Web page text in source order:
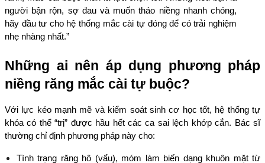
người bận rộn, sợ đau và muốn tháo niềng nhanh chóng,
hãy đầu tư cho hệ thống mắc cài tự đóng để có trải nghiệm
nhẹ nhàng nhất.”
Những ai nên áp dụng phương pháp
niềng răng mắc cài tự buộc?
Với lực kéo mạnh mẽ và kiểm soát sinh cơ học tốt, hệ thống tự
khóa có thể “trị” được hầu hết các ca sai lệch khớp cắn. Bác sĩ
thường chỉ định phương pháp này cho:
Tình trạng răng hô (vẩu), móm làm biến dạng khuôn mặt từ